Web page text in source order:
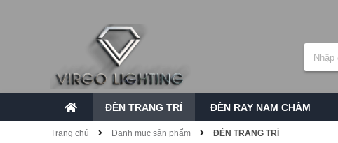
ĐÈN TRANG TRÍ ĐÈN RAY NAM CHÂM
Trang chủ Danh mục sản phẩm ĐÈN TRANG TRÍ